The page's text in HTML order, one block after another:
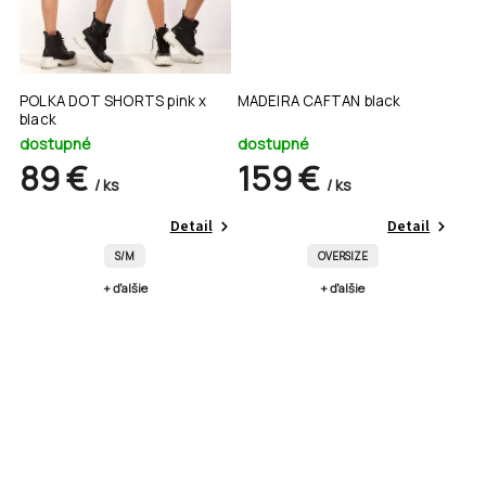
POLKA DOT SHORTS pink x
black
dostupné
89 € / ks
Detail
S/M
+ ďalšie
MADEIRA CAFTAN black
dostupné
159 € / ks
Detail
OVERSIZE
+ ďalšie